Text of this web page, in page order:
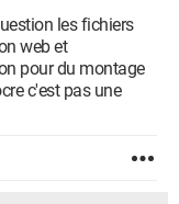
les fichiers
web et
pour du montage
c'est pas une